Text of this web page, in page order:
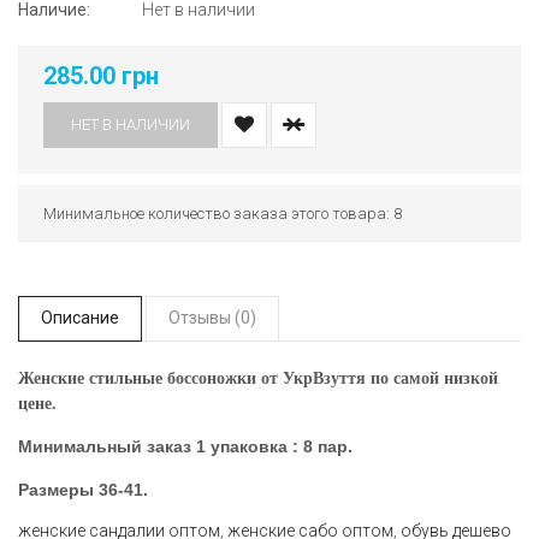
Наличие:
Нет в наличии
285.00 грн
НЕТ В НАЛИЧИИ
Минимальное количество заказа этого товара: 8
Описание Отзывы (0)
Женские стильные боссоножки от УкрВзуття по самой низкой
цене.
Минимальный заказ 1 упаковка : 8 пар.
Размеры 36-41.
женские сандалии оптом женские сабо оптом обувь дешево